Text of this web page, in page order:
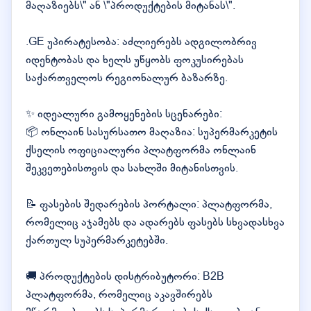
მაღაზიებს\" ან \"პროდუქტების მიტანას\".
.GE უპირატესობა: აძლიერებს ადგილობრივ
იდენტობას და ხელს უწყობს ფოკუსირებას
საქართველოს რეგიონალურ ბაზარზე.
✨ იდეალური გამოყენების სცენარები:
📦 ონლაინ სასურსათო მაღაზია: სუპერმარკეტის
ქსელის ოფიციალური პლატფორმა ონლაინ
შეკვეთებისთვის და სახლში მიტანისთვის.
📝 ფასების შედარების პორტალი: პლატფორმა,
რომელიც აჯამებს და ადარებს ფასებს სხვადასხვა
ქართულ სუპერმარკეტებში.
🚚 პროდუქტების დისტრიბუტორი: B2B
პლატფორმა, რომელიც აკავშირებს